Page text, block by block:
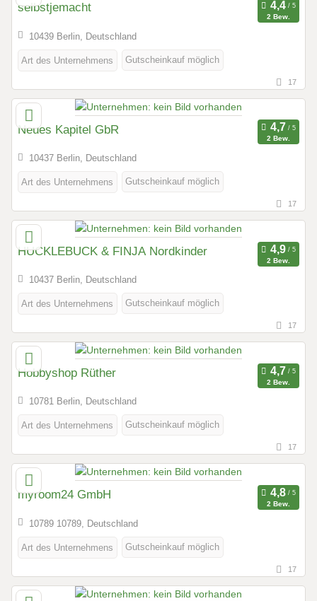
selbstjemacht
2 Bew.
10439 Berlin, Deutschland
Art des Unternehmens Gutscheinkauf möglich
17
Neues Kapitel GbR
2 Bew.
10437 Berlin, Deutschland
Art des Unternehmens Gutscheinkauf möglich
17
HUCKLEBUCK & FINJA Nordkinder
2 Bew.
10437 Berlin, Deutschland
Art des Unternehmens Gutscheinkauf möglich
17
Hobbyshop Rüther
2 Bew.
10781 Berlin, Deutschland
Art des Unternehmens Gutscheinkauf möglich
17
myroom24 GmbH
2 Bew.
10789 10789, Deutschland
Art des Unternehmens Gutscheinkauf möglich
17